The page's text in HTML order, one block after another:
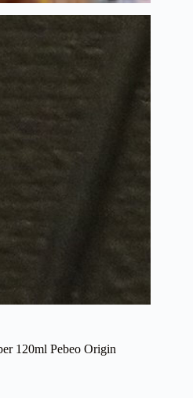
120ml Pebeo Origin